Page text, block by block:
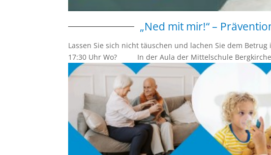
„Ned mit mir!“ –
Lassen Sie sich nicht täuschen und lachen Sie dem
17:30 Uhr Wo? In der Aula der Mittelschule